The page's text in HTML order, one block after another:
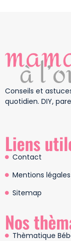
Conseils et
quotidien. DIY,
Liens
Contact
Mentions légales
Sitemap
Nos
Thèmatique